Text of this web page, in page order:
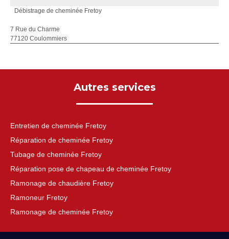
Débistrage de cheminée Fretoy
7 Rue du Charme
77120 Coulommiers
Autres services
Entretien de cheminée Fretoy
Réparation de cheminée Fretoy
Tubage de cheminée Fretoy
Réparation pose de chapeau de cheminée Fretoy
Ramonage de chaudière Fretoy
Ramoneur Fretoy
Ramonage de cheminée Fretoy